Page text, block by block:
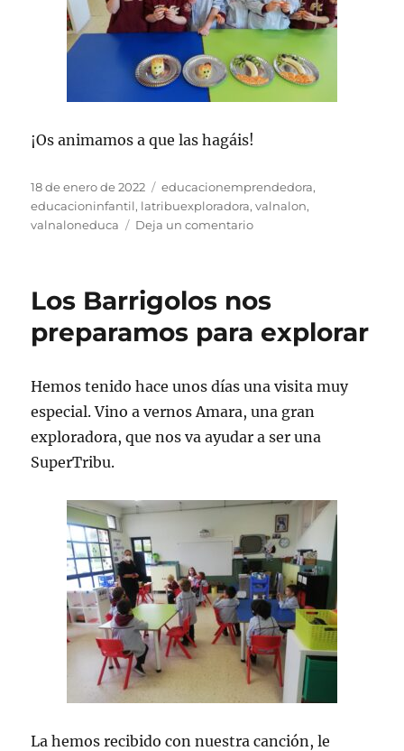
¡Os animamos a que las hagáis!
Publicado
el
18 de enero de 2022 Etiquetas
educacionemprendedora,
educacioninfantil, latribuexploradora,valnalon,
valnaloneduca
Deja un comentarioen
¡Nuestras
Los Barrigolos nos
preparamos para explorar
Hemos tenido hace unos días una visita muy
especial. Vino a vernos Amara, una gran
exploradora, que nos va ayudar a ser una
SuperTribu.
La hemos recibido con nuestra canción, le